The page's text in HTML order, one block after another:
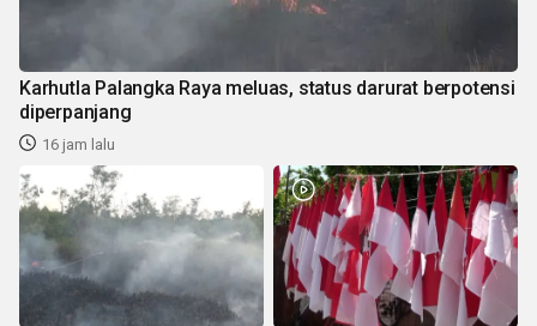
Karhutla Palangka Raya meluas, status darurat berpotensi
diperpanjang
16 jam lalu